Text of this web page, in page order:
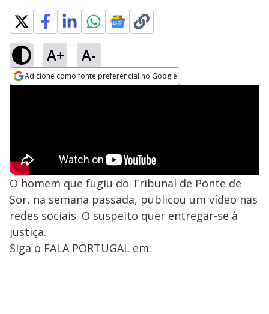
A+ A-
Adicione como fonte preferencial no Google
O homem que fugiu do Tribunal de Ponte de
Sor, na semana passada, publicou um vídeo nas
redes sociais. O suspeito quer entregar-se à
justiça.
Siga o FALA PORTUGAL em: